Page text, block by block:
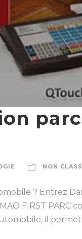
NON
? Entrez
FIRST PARC
il